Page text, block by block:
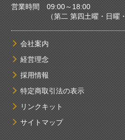
営業時間 09:00～18:00
（第二 第四土曜・日曜・
会社案内
経営理念
採用情報
特定商取引法の表示
リンクキット
サイトマップ